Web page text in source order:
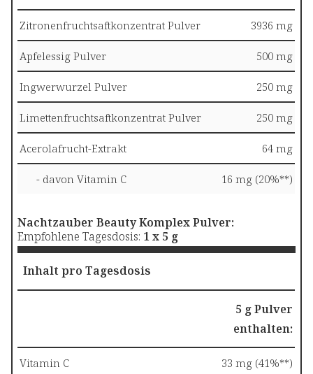
Zitronenfruchtsaftkonzentrat Pulver 3936 mg
Apfelessig Pulver 500 mg
Ingwerwurzel Pulver 250 mg
Limettenfruchtsaftkonzentrat Pulver 250 mg
Acerolafrucht-Extrakt 64 mg
- davon Vitamin C 16 mg (20%**)
Nachtzauber Beauty Komplex Pulver:
Empfohlene Tagesdosis: 1 x 5 g
Inhalt pro Tagesdosis
5 g Pulver
enthalten:
Vitamin C 33 mg (41%**)